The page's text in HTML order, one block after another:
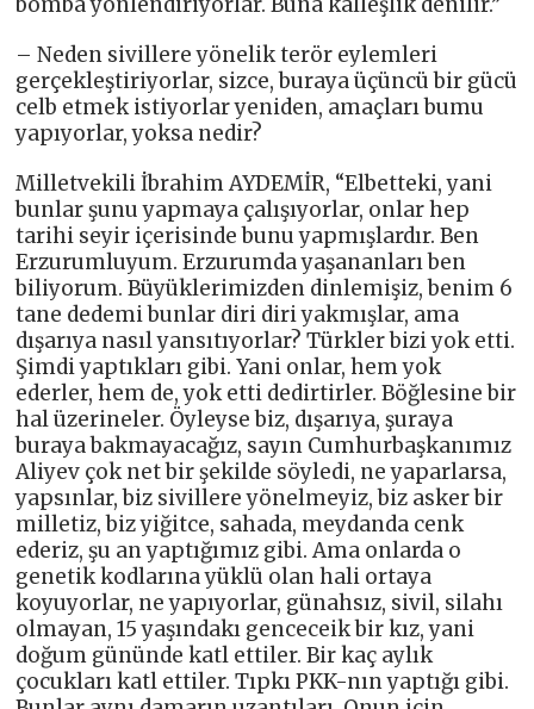
– Neden sivillere yönelik terör eylemleri
gerçekleştiriyorlar, sizce, buraya üçüncü bir gücü
celb etmek istiyorlar yeniden, amaçları bumu
yapıyorlar, yoksa nedir?
Milletvekili İbrahim AYDEMİR, “Elbetteki, yani
bunlar şunu yapmaya çalışıyorlar, onlar hep
tarihi seyir içerisinde bunu yapmışlardır. Ben
Erzurumluyum. Erzurumda yaşananları ben
biliyorum. Büyüklerimizden dinlemişiz, benim 6
tane dedemi bunlar diri diri yakmışlar, ama
dışarıya nasıl yansıtıyorlar? Türkler bizi yok etti.
Şimdi yaptıkları gibi. Yani onlar, hem yok
ederler, hem de, yok etti dedirtirler. Böğlesine bir
hal üzerineler. Öyleyse biz, dışarıya, şuraya
buraya bakmayacağız, sayın Cumhurbaşkanımız
Aliyev çok net bir şekilde söyledi, ne yaparlarsa,
yapsınlar, biz sivillere yönelmeyiz, biz asker bir
milletiz, biz yiğitce, sahada, meydanda cenk
ederiz, şu an yaptığımız gibi. Ama onlarda o
genetik kodlarına yüklü olan hali ortaya
koyuyorlar, ne yapıyorlar, günahsız, sivil, silahı
olmayan, 15 yaşındakı genceceik bir kız, yani
doğum gününde katl ettiler. Bir kaç aylık
çocukları katl ettiler. Tıpkı PKK-nın yaptığı gibi.